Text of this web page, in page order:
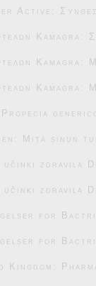
Active:
Kamagra:
Kamagra:
Kamagra:
Mitä sinun
zdravila
zdravila
for
for
Kingdom: